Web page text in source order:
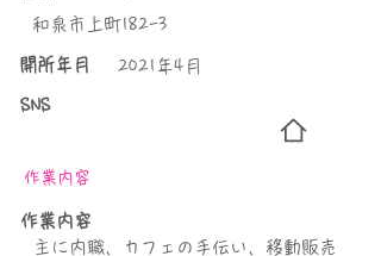
和泉市上町182-3
​開所年月 2021年4月
SNS
作業内容
​作業内容
主に内職、カフェの手伝い、移動販売